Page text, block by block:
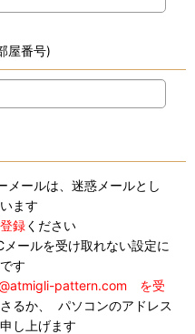
屋番号)
メールは、迷惑メールとし
ます
録ください
ールを受け取れない設定に
す
pattern.com を受
るか、 パソコンのアドレス
し上げます